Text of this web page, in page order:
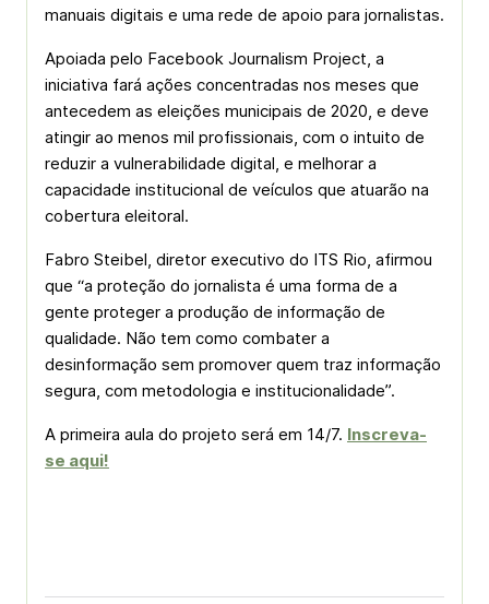
manuais digitais e uma rede de apoio para jornalistas.
Apoiada pelo Facebook Journalism Project, a
iniciativa fará ações concentradas nos meses que
antecedem as eleições municipais de 2020, e deve
atingir ao menos mil profissionais, com o intuito de
reduzir a vulnerabilidade digital, e melhorar a
capacidade institucional de veículos que atuarão na
cobertura eleitoral.
Fabro Steibel, diretor executivo do ITS Rio, afirmou
que “a proteção do jornalista é uma forma de a
gente proteger a produção de informação de
qualidade. Não tem como combater a
desinformação sem promover quem traz informação
segura, com metodologia e institucionalidade”.
A primeira aula do projeto será em 14/7. Inscreva-
se aqui!